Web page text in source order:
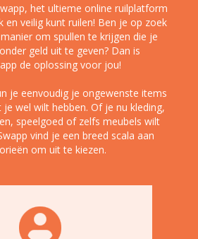
het ultieme online ruilplatform
en veilig kunt ruilen! Ben je op zoek
om spullen te krijgen die je
geld uit te geven? Dan is
de oplossing voor jou!
je eenvoudig je ongewenste items
wel wilt hebben. Of je nu kleding,
speelgoed of zelfs meubels wilt
vind je een breed scala aan
om uit te kiezen.